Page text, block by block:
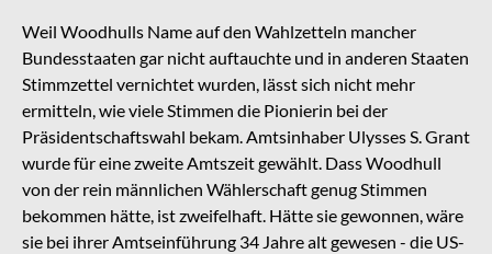
Weil Woodhulls Name auf den Wahlzetteln mancher
Bundesstaaten gar nicht auftauchte und in anderen Staaten
Stimmzettel vernichtet wurden, lässt sich nicht mehr
ermitteln, wie viele Stimmen die Pionierin bei der
Präsidentschaftswahl bekam. Amtsinhaber Ulysses S. Grant
wurde für eine zweite Amtszeit gewählt. Dass Woodhull
von der rein männlichen Wählerschaft genug Stimmen
bekommen hätte, ist zweifelhaft. Hätte sie gewonnen, wäre
sie bei ihrer Amtseinführung 34 Jahre alt gewesen - die US-